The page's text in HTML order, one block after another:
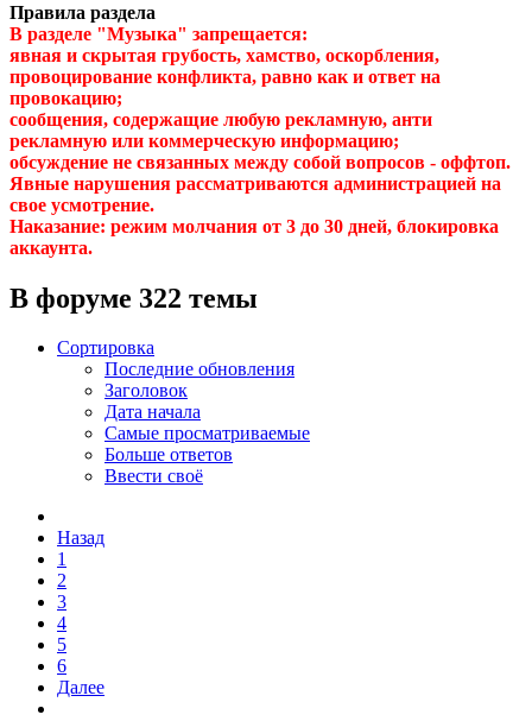
Правила раздела
В разделе "Музыка" запрещается:
явная и скрытая грубость, хамство, оскорбления,
провоцирование конфликта, равно как и ответ на
провокацию;
сообщения, содержащие любую рекламную, анти
рекламную или коммерческую информацию;
обсуждение не связанных между собой вопросов - оффтоп.
Явные нарушения рассматриваются администрацией на
свое усмотрение.
Наказание: режим молчания от 3 до 30 дней, блокировка
аккаунта.
В форуме 322 темы
Сортировка
Последние обновления
Заголовок
Дата начала
Самые просматриваемые
Больше ответов
Ввести своё
Назад
1
2
3
4
5
6
Далее